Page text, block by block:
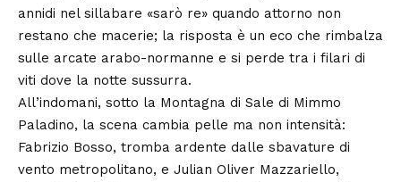
annidi nel sillabare «sarò re» quando attorno non
restano che macerie; la risposta è un eco che rimbalza
sulle arcate arabo-normanne e si perde tra i filari di
viti dove la notte sussurra.
All’indomani, sotto la Montagna di Sale di Mimmo
Paladino, la scena cambia pelle ma non intensità:
Fabrizio Bosso, tromba ardente dalle sbavature di
vento metropolitano, e Julian Oliver Mazzariello,